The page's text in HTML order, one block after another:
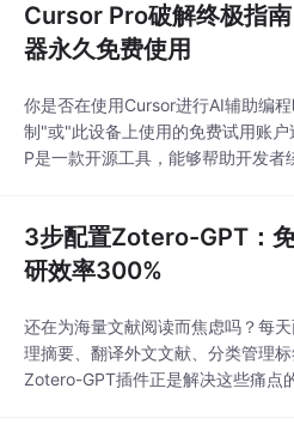
能化的新范式在传统数据分析流程
技术人员，技术人员编写SQL查询，
Cursor Pro破解终极指
器永久免费使用
你是否在使用Cursor进行AI辅助编
制"或"此设备上使用的免费试用账
P是一款开源工具，能够帮助开发者
的订阅费用。## 价值主张与痛点分
具？##
3步配置Zotero-GPT：
研效率300%
还在为海量文献阅读而焦虑吗？每
理摘要、翻译外文文献、分类管理
Zotero-GPT插件正是解决这些痛